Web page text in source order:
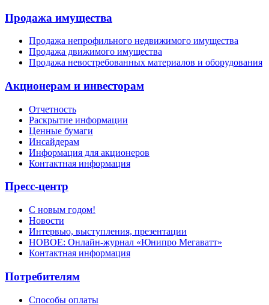
Продажа имущества
Продажа непрофильного недвижимого имущества
Продажа движимого имущества
Продажа невостребованных материалов и оборудования
Акционерам и инвесторам
Отчетность
Раскрытие информации
Ценные бумаги
Инсайдерам
Информация для акционеров
Контактная информация
Пресс-центр
С новым годом!
Новости
Интервью, выступления, презентации
НОВОЕ: Онлайн-журнал «Юнипро Мегаватт»
Контактная информация
Потребителям
Способы оплаты